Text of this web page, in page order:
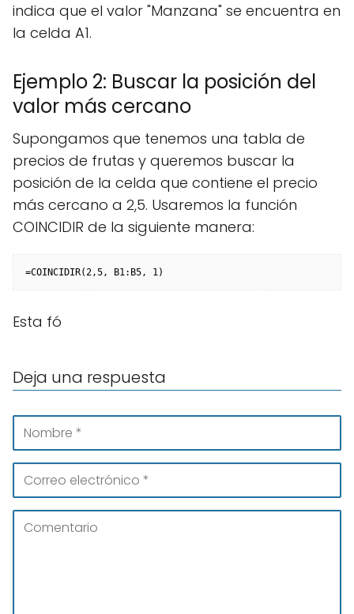
indica que el valor "Manzana" se encuentra en
la celda A1.
Ejemplo 2: Buscar la posición del
valor más cercano
Supongamos que tenemos una tabla de
precios de frutas y queremos buscar la
posición de la celda que contiene el precio
más cercano a 2,5. Usaremos la función
COINCIDIR de la siguiente manera:
=COINCIDIR(2,5, B1:B5, 1)
Esta fó
Deja una respuesta